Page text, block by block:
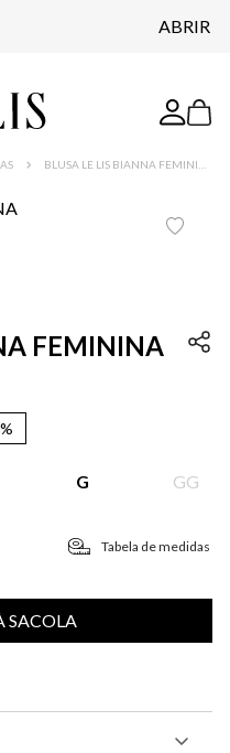
ABRIR
COMPRA*
FEMININA
G GG
Tabela de medidas
SACOLA